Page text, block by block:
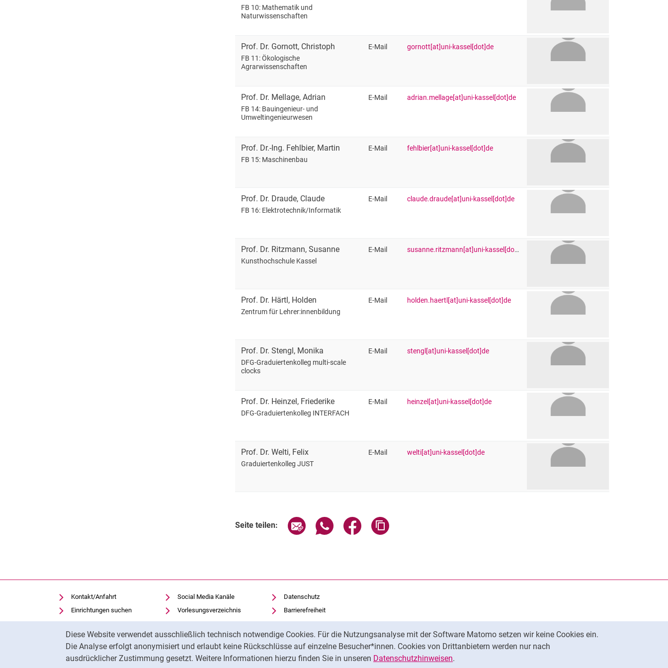
Diese Website verwendet ausschließlich technisch notwendige Cookies. Für die Nutzungsanalyse mit der Software Matomo setzen wir keine Cookies ein.
Die Analyse erfolgt anonymisiert und erlaubt keine Rückschlüsse auf einzelne Besucher*innen. Cookies von Drittanbietern werden nur nach
ausdrücklicher Zustimmung gesetzt. Weitere Informationen hierzu finden Sie in unseren Datenschutzhinweisen.
FB 10: Mathematik und
Naturwissenschaften
Prof. Dr. Gornott, Christoph
FB 11: Ökologische
Agrarwissenschaften
E-Mail gornott[at]uni-kassel[dot]de
Prof. Dr. Mellage,Adrian
FB 14: Bauingenieur- und
Umweltingenieurwesen
E-Mail adrian.mellage[at]uni-kassel[dot]de
Prof. Dr.-Ing. Fehlbier, Martin
FB 15: Maschinenbau
E-Mail fehlbier[at]uni-kassel[dot]de
Prof. Dr. Draude, Claude
FB 16: Elektrotechnik/​Informatik
E-Mail claude.draude[at]uni-kassel[dot]de
Prof. Dr. Ritzmann,Susanne
Kunsthochschule Kassel
E-Mail susanne.ritzmann[at]uni-kassel[dot]de
Prof. Dr. Härtl, Holden
Zentrum für Lehrer:innenbildung
E-Mail holden.haertl[at]uni-kassel[dot]de
Prof. Dr.Stengl, Monika
DFG-Graduiertenkolleg multi-scale
clocks
E-Mail stengl[at]uni-kassel[dot]de
Prof. Dr. Heinzel, Friederike
DFG-Graduiertenkolleg INTERFACH
E-Mail heinzel[at]uni-kassel[dot]de
Prof. Dr.Welti, Felix
Graduiertenkolleg JUST
E-Mail welti[at]uni-kassel[dot]de
Seite teilen: Seite über E-Mail teilen
Seite über WhatsApp teilen (externer Link, öffnet neues Fenster)
Seite über Facebook teilen (externer Link, öffnet neues Fenster)
Kontakt/Anfahrt
Einrichtungen suchen
Stellenangebote
Notfall
Cookie-Einstellungen
Social Media Kanäle
Vorlesungsverzeichnis
Moodle
Panopto
Universitätsbibliothek
Datenschutz
Barrierefreiheit
Transparenter KI-Einsatz
Impressum